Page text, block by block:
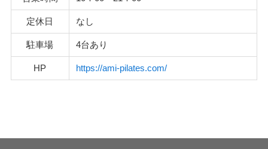
定休日 なし
駐車場 4台あり
HP https://ami-pilates.com/